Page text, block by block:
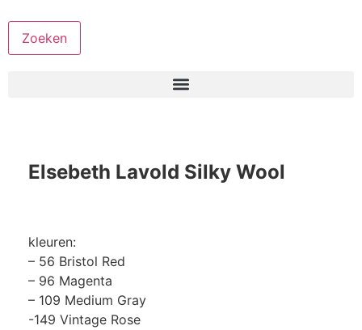
Zoeken
Elsebeth Lavold Silky Wool
kleuren:
– 56 Bristol Red
– 96 Magenta
– 109 Medium Gray
-149 Vintage Rose